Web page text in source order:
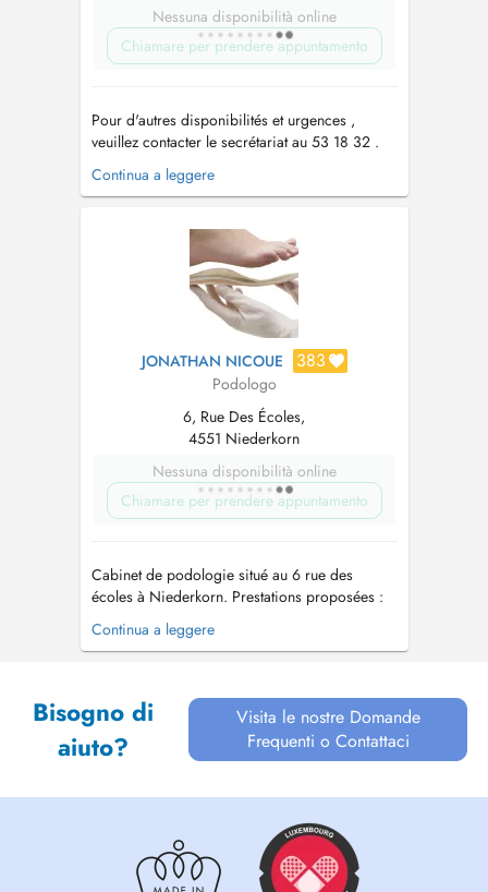
Nessuna disponibilità online
Chiamare per prendere appuntamento
Pour d'autres disponibilités et urgences ,
veuillez contacter le secrétariat au 53 18 32 .
Amener lors du 1er rendez-vous: - Ordonnance
médicale - Comptes rendus radios , examens
Chaussures de sport pour les sportifs ,
chaussures de sécurité - Une serviet...
Continua a leggere
JONATHAN NICOUE 383
Podologo
6, Rue Des Écoles,
4551 Niederkorn
Nessuna disponibilità online
Chiamare per prendere appuntamento
Cabinet de podologie situé au 6 rue des
écoles à Niederkorn. Prestations proposées :
Examen complet de l'appareil locomoteur
(pieds, genoux, bassin, dos) Semelles
verrues Traitement laser i...
Continua a leggere
Bisogno di
aiuto?
Visita le nostre Domande
Frequenti o Contattaci